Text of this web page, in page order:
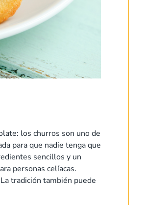
los churros son uno de
para que nadie tenga que
sencillos y un
personas celíacas.
tradición también puede